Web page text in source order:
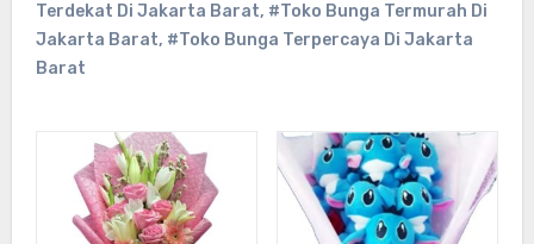
Terdekat Di Jakarta Barat, #Toko Bunga Termurah Di
Jakarta Barat, #Toko Bunga Terpercaya Di Jakarta
Barat